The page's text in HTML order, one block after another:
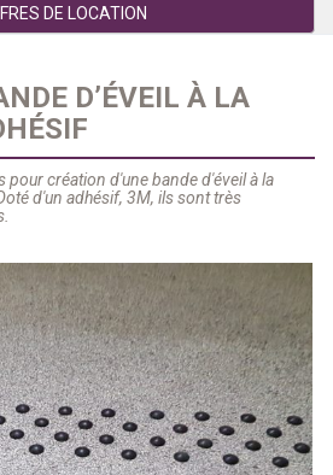
DE LOCATION
D’ÉVEIL À LA
création d'une bande d'éveil à la
d'un adhésif, 3M, ils sont très